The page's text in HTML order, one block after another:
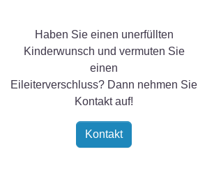
Haben Sie einen unerfüllten
Kinderwunsch und vermuten Sie
einen
Eileiterverschluss? Dann nehmen Sie
Kontakt auf!
Kontakt